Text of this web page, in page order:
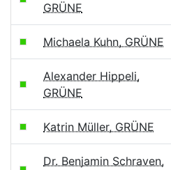
GRÜNE
Michaela Kuhn, GRÜNE
Alexander Hippeli,
GRÜNE
Katrin Müller, GRÜNE
Dr. Benjamin Schraven,